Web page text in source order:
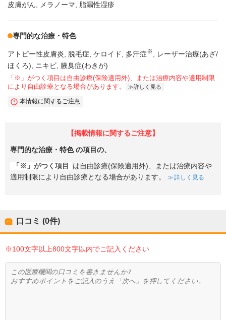
皮膚がん メラノーマ 脂漏性湿疹
専門的な治療・特色
アトピー性皮膚炎 脱毛症 ケロイド 多汗症※
レーザー治療(あざ/
ほくろ)
ニキビ 腋臭症(わきが)
「※」がつく項目は自由診療(保険適用外)、または治療内容や適用制限
により自由診療となる場合があります。
詳しく見る
本情報に関するご注意
【掲載情報に関するご注意】
専門的な治療・特色の項目の、
「※」がつく項目
は自由診療(保険適用外)、または治療内容や
適用制限により自由診療となる場合があります。
詳しく見る
口コミ (0件)
※100文字以上800文字以内でご記入ください